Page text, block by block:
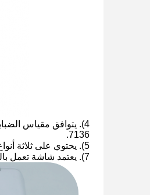
7136.
5). يحتوي على ثلاثة أنواع من مصادر الضوء لقياس الضبابية والنفاذية للمعايير المختلفة.
7). يعتمد شاشة تعمل باللمس مقاس 2.8 بوصة